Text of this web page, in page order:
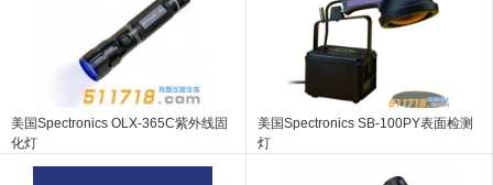
美国Spectronics OLX-365C紫外线固
化灯
美国Spectronics SB-100PY表面检测
灯